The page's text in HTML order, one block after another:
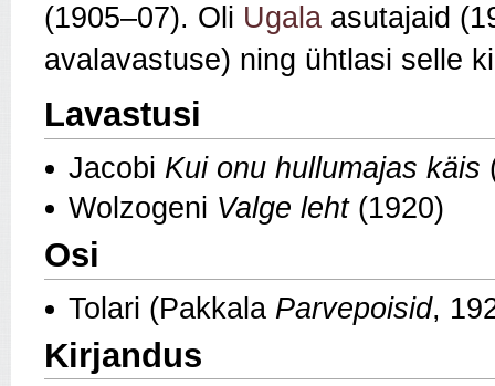
(1905–07). Oli Ugala asutajaid
avalavastuse) ning ühtlasi selle
Lavastusi
Jacobi Kui onu hullumajas käis
Wolzogeni Valge leht(1920)
Osi
Tolari (Pakkala Parvepoisid,
Kirjandus